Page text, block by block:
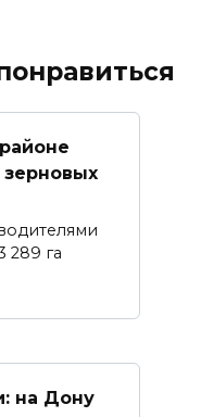
289 га
на Дону